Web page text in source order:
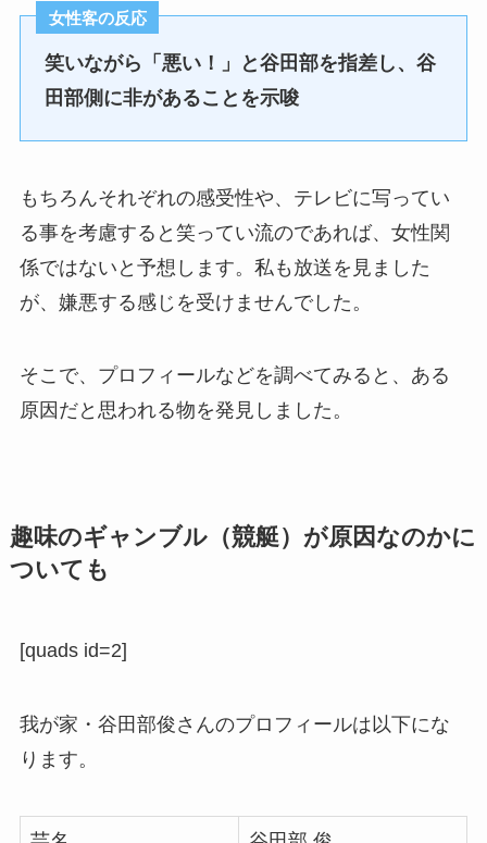
女性客の反応
笑いながら「悪い！」と谷田部を指差し、谷
田部側に非があることを示唆
もちろんそれぞれの感受性や、テレビに写ってい
る事を考慮すると笑ってい流のであれば、女性関
係ではないと予想します。私も放送を見ました
が、嫌悪する感じを受けませんでした。
そこで、プロフィールなどを調べてみると、ある
原因だと思われる物を発見しました。
趣味のギャンブル（競艇）が原因なのかに
ついても
[quads id=2]
我が家・谷田部俊さんのプロフィールは以下にな
ります。